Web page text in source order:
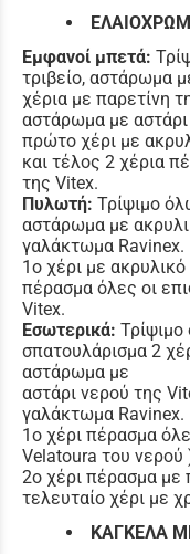
Εμφανοί μπετά:
τριβείο, αστάρωμα
χέρια με παρετίνη
αστάρωμα με
πρώτο χέρι με
και τέλος 2 χέρια
της Vitex.
Πυλωτή: Τρίψιμο
αστάρωμα με
γαλάκτωμα Ravinex.
1o χέρι με
πέρασμα όλες οι
Vitex.
Εσωτερικά:
σπατουλάρισμα 2
αστάρωμα με
αστάρι νερού της
γαλάκτωμα Ravinex.
1ο χέρι πέρασμα
Velatoura του νερού
2ο χέρι πέρασμα με
τελευταίο χέρι με
ΚΑΓΚΕΛΑ